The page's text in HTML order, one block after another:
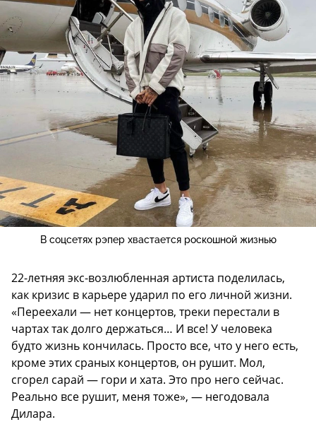
В соцсетях рэпер хвастается роскошной жизнью
22-летняя экс-возлюбленная артиста поделилась,
как кризис в карьере ударил по его личной жизни.
«Переехали — нет концертов, треки перестали в
чартах так долго держаться… И все! У человека
будто жизнь кончилась. Просто все, что у него есть,
кроме этих сраных концертов, он рушит. Мол,
сгорел сарай — гори и хата. Это про него сейчас.
Реально все рушит, меня тоже», — негодовала
Дилара.